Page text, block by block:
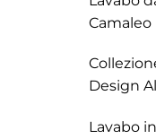
Camaleo
Design
Lavabo